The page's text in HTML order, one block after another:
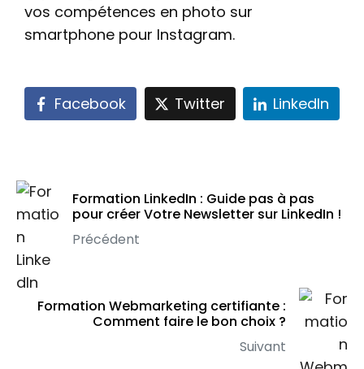
vos compétences en photo sur
smartphone pour Instagram.
Facebook Twitter LinkedIn
Formation LinkedIn : Guide pas à pas
pour créer Votre Newsletter sur LinkedIn !
Précédent
Formation Webmarketing certifiante :
Comment faire le bon choix ?
Suivant